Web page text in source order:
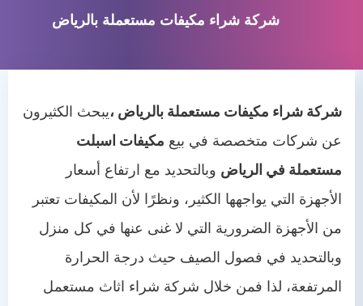
شركة شراء مكيفات مستعملة بالرياض
شركة شراء مكيفات مستعملة بالرياض ،يبحث الكثيرون
عن شركات متخصصة في بيع مكيفات اسبلت
مستعملة في الرياض وبالتحديد مع ارتفاع أسعار
الأجهزة التي يواجهها الكثير، ونظرًا لأن المكيفات تعتبر
من الأجهزة الضرورية التي لا غنى عنها في كل منزل
وبالتحديد في فصول الصيف حيث درجة الحرارة
المرتفعة، لذا فمن خلال شركة شراء اثاث مستعمل